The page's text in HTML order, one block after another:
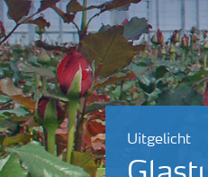
Uitgelicht